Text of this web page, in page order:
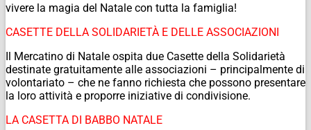
vivere la magia del Natale con tutta la famiglia!
CASETTE DELLA SOLIDARIETÀ E DELLE ASSOCIAZIONI
Il Mercatino di Natale ospita due Casette della Solidarietà
destinate gratuitamente alle associazioni – principalmente di
volontariato – che ne fanno richiesta che possono presentare
la loro attività e proporre iniziative di condivisione.
LA CASETTA DI BABBO NATALE